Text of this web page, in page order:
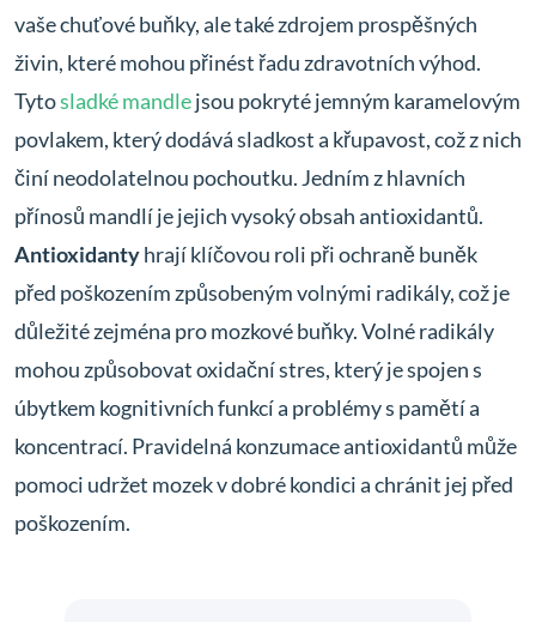
vaše chuťové buňky, ale také zdrojem prospěšných
živin, které mohou přinést řadu zdravotních výhod.
Tytosladké mandlejsou pokryté jemným karamelovým
povlakem, který dodává sladkost a křupavost, což z nich
činí neodolatelnou pochoutku. Jedním z hlavních
přínosů mandlí je jejich vysoký obsah antioxidantů.
Antioxidantyhrají klíčovou roli při ochraně buněk
před poškozením způsobeným volnými radikály, což je
důležité zejména pro mozkové buňky. Volné radikály
mohou způsobovat oxidační stres, který je spojen s
úbytkem kognitivních funkcí a problémy s pamětí a
koncentrací. Pravidelná konzumace antioxidantů může
pomoci udržet mozek v dobré kondici a chránit jej před
poškozením.